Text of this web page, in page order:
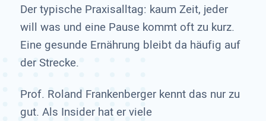
Der typische Praxisalltag: kaum Zeit, jeder
will was und eine Pause kommt oft zu kurz.
Eine gesunde Ernährung bleibt da häufig auf
der Strecke.
Prof. Roland Frankenberger kennt das nur zu
gut. Als Insider hat er viele